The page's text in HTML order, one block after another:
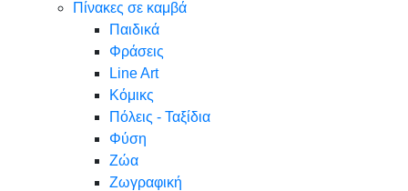
Πίνακες σε καμβά
Παιδικά
Φράσεις
Line Art
Κόμικς
Πόλεις - Ταξίδια
Φύση
Ζώα
Ζωγραφική